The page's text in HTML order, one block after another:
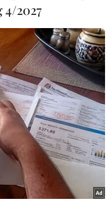
tin thiên tai
thống truyền
dân chủ động
Vietnam+)
4/2027